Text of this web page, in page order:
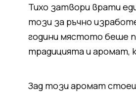
Тихо затвори врати
този за ръчно
години мястото беше
традицията и аромат,
Зад този аромат